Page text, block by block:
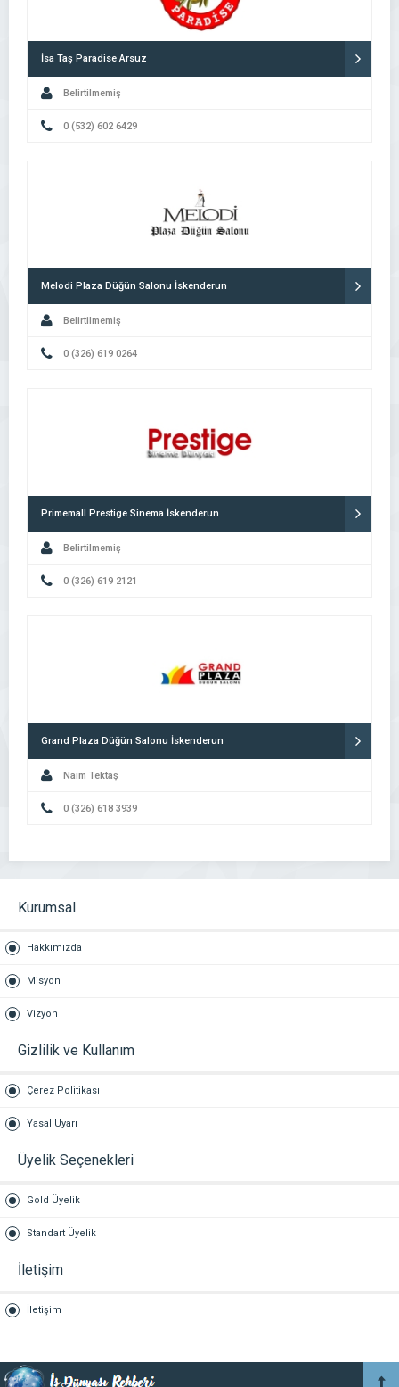
İsa Taş Paradise Arsuz
Belirtilmemiş
0 (532) 602 6429
Melodi Plaza Düğün Salonu İskenderun
Belirtilmemiş
0 (326) 619 0264
Primemall Prestige Sinema İskenderun
Belirtilmemiş
0 (326) 619 2121
Grand Plaza Düğün Salonu İskenderun
Naim Tektaş
0 (326) 618 3939
Kurumsal
Hakkımızda
Misyon
Vizyon
Gizlilik ve Kullanım
Çerez Politikası
Yasal Uyarı
Üyelik Seçenekleri
Gold Üyelik
Standart Üyelik
İletişim
İletişim